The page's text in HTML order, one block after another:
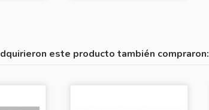
este producto también compraron: